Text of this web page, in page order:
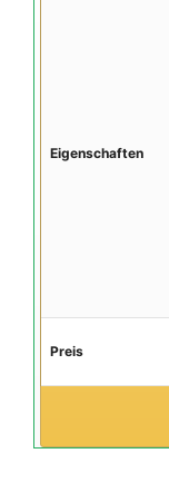
Eigenschaften
Preis